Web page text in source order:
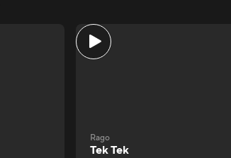
Rago
Tek Tek